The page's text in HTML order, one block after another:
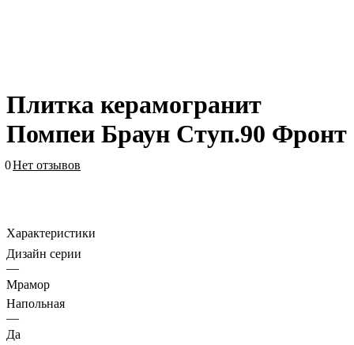
Плитка керамогранит
Помпеи Браун Ступ.90 Фронт
0Нет отзывов
Характеристики
Дизайн серии
—
Мрамор
Напольная
—
Да